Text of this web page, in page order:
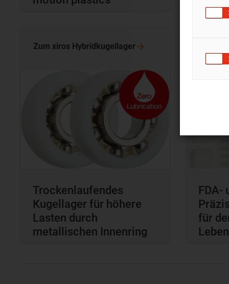
ISO-
Trockenlaufendes
Kugellager für höhere
Lasten durch
metallischen Innenring
Zum xiros Hybridkugellager
FDA-
für
Zum